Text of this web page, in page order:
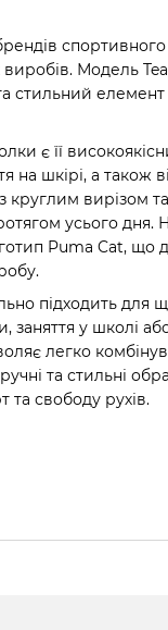
виробів. Модель
стильний
є її
на шкірі, а також
круглим вирізом
усього дня.
Puma Cat, що
підходить для
заняття у школі
легко
та стильні
свободу рухів.